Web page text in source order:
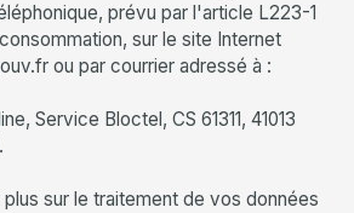
prévu par l'article L223-1
sur le site Internet
ou par courrier adressé à :
Service Bloctel, CS 61311, 41013
plus sur le traitement de vos données